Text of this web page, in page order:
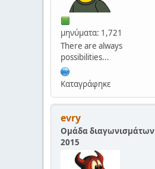
μηνύματα: 1,721
There are always
possibilities...
Καταγράφηκε
evry
Ομάδα διαγωνισμάτων
2015